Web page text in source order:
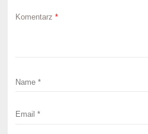
Komentarz*